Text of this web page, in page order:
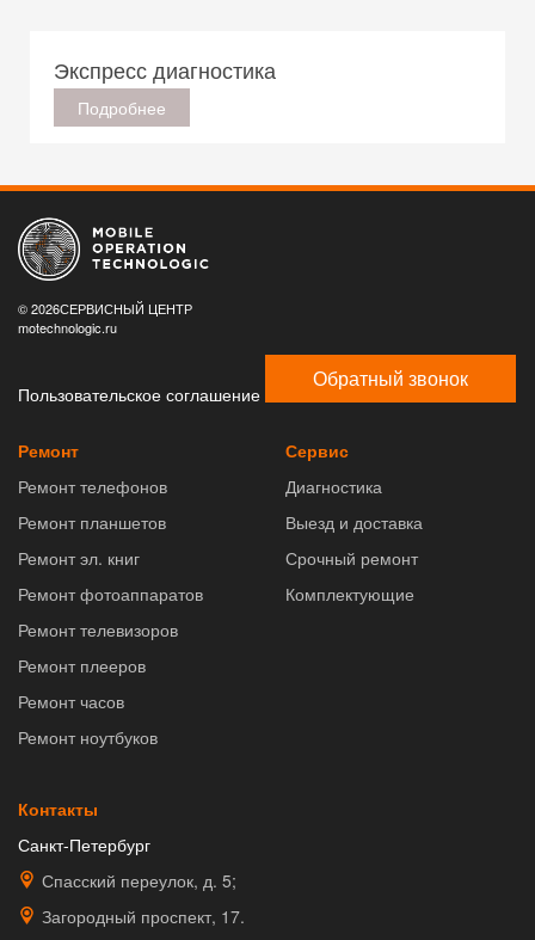
Экспресс диагностика
Подробнее
© 2026СЕРВИСНЫЙ ЦЕНТР
motechnologic.ru
Пользовательское соглашение
Обратный звонок
Ремонт
Ремонт телефонов
Ремонт планшетов
Ремонт эл. книг
Ремонт фотоаппаратов
Ремонт телевизоров
Ремонт плееров
Ремонт часов
Ремонт ноутбуков
Сервис
Диагностика
Выезд и доставка
Срочный ремонт
Комплектующие
Контакты
Санкт-Петербург
Спасский переулок, д. 5;
Загородный проспект, 17.